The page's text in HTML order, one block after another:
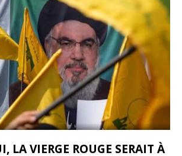
LA VIERGE ROUGE SERAIT À